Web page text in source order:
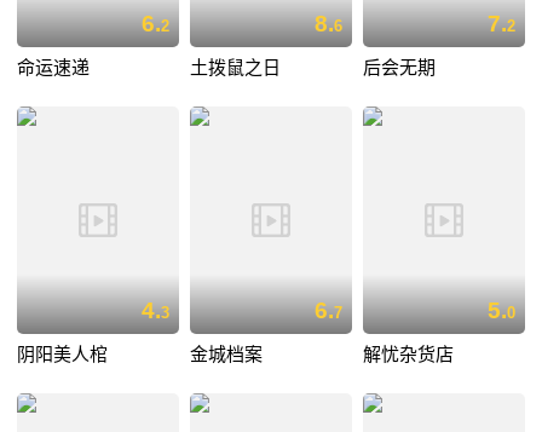
6.2
命运速递
8.6
土拨鼠之日
7.2
后会无期
4.3
阴阳美人棺
6.7
金城档案
5.0
解忧杂货店